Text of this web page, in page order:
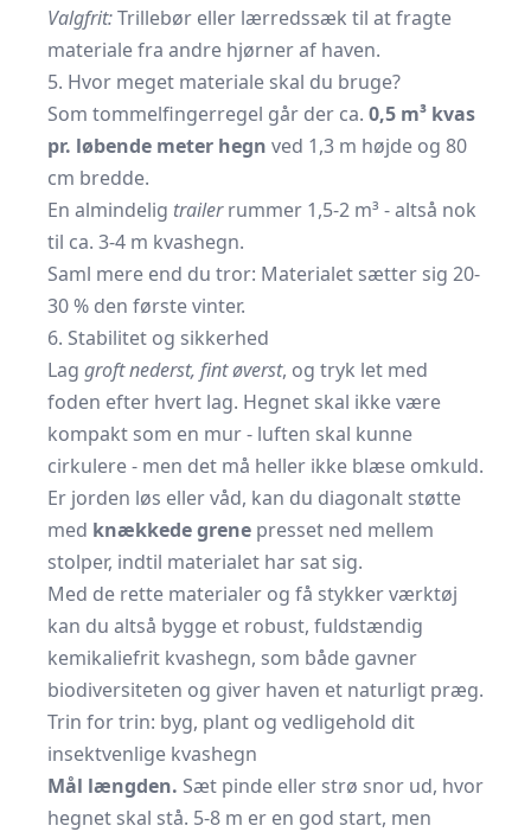
Valgfrit:Trillebør eller lærredssæk til at fragte
materiale fra andre hjørner af haven.
5. Hvor meget materiale skal du bruge?
Som tommelfingerregel går der ca. 0,5 m³ kvas
pr. løbende meter hegn ved 1,3 m højde og 80
cm bredde.
En almindelig trailerrummer 1,5-2 m³ - altså nok
til ca. 3-4 m kvashegn.
Saml mere end du tror: Materialet sætter sig 20-
30 % den første vinter.
6. Stabilitet og sikkerhed
Lag groft nederst, fint øverst, og tryk let med
foden efter hvert lag. Hegnet skal ikke være
kompakt som en mur - luften skal kunne
cirkulere - men det må heller ikke blæse omkuld.
Er jorden løs eller våd, kan du diagonalt støtte
med knækkede grene presset ned mellem
stolper, indtil materialet har sat sig.
Med de rette materialer og få stykker værktøj
kan du altså bygge et robust, fuldstændig
kemikaliefrit kvashegn, som både gavner
biodiversiteten og giver haven et naturligt præg.
Trin for trin: byg, plant og vedligehold dit
insektvenlige kvashegn
Mål længden. Sæt pinde eller strø snor ud, hvor
hegnet skal stå. 5-8 m er en god start, men